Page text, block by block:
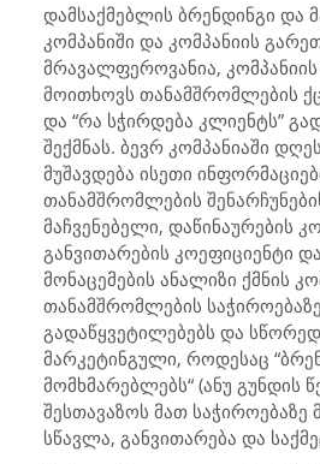
დამსაქმებლის ბრენდინგი და
კომპანიში და კომპანიის
მრავალფეროვანია, კომპანიის
მოითხოვს თანამშრომლების
და “რა სჭირდება კლიენტს”
შექმნას. ბევრ კომპანიაში
მუშავდება ისეთი
თანამშრომლების
მაჩვენებელი, დაწინაურების
განვითარების კოეფიციენტი
მონაცემების ანალიზი ქმნის
თანამშრომლების
გადაწყვეტილებებს და სწორედ
მარკეტინგული, როდესაც
მომხმარებლებს“ (ანუ გუნდის
შესთავაზოს მათ
სწავლა, განვითარება და